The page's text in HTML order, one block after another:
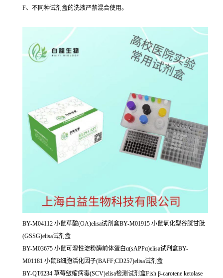
F、不同种试剂盒的洗液严禁混合使用。
BY-M04112 小鼠草酸(OA)elisa试剂盒BY-M01915 小鼠氧化型谷胱甘肽
(GSSG)elisa试剂盒
BY-M03675 小鼠可溶性淀粉酶前体蛋白α(sAPPα)elisa试剂盒BY-
M01181 小鼠B细胞活化因子(BAFF;CD257)elisa试剂盒
BY-QT6234 草莓皱缩病毒(SCV)elisa检测试剂盒Fish β-carotene ketolase